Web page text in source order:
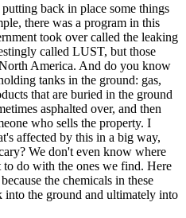
back in place some things
there was a program in this
took over called the leaking
called LUST, but those
America. And do you know
tanks in the ground: gas,
that are buried in the ground
asphalted over, and then
who sells the property. I
affected by this in a big way,
We don't even know where
to do with the ones we find. Here
the chemicals in these
into the ground and ultimately into